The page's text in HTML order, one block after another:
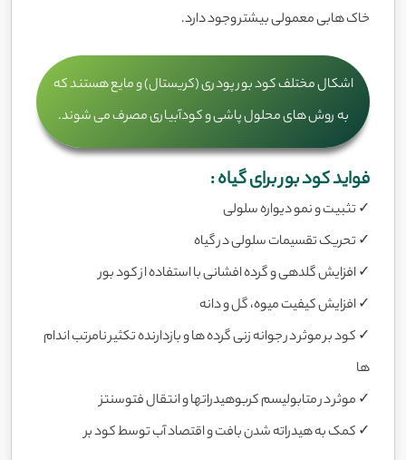
خاک هابی معمولی بیشتر وجود دارد.
اشکال مختلف کود بور پودری (کریستال) و مایع هستند که
به روش های محلول پاشی و کودآبیاری مصرف می شوند.
فواید کود بور برای گیاه :
✓ تثبیت و نمو دیواره سلولی
✓ تحریک تقسیمات سلولی در گیاه
✓ افزایش گلدهی و گرده افشانی با استفاده از کود بور
✓ افزایش کیفیت میوه، گل و دانه
✓ کود بر موثر در جوانه زنی گرده ها و بازدارنده تکثیر نامرتب اندام
ها
✓ موثر در متابولیسم کربوهیدراتها و انتقال فتوسنتز
✓ کمک به هیدراته شدن بافت و اقتصاد آب توسط کود بر